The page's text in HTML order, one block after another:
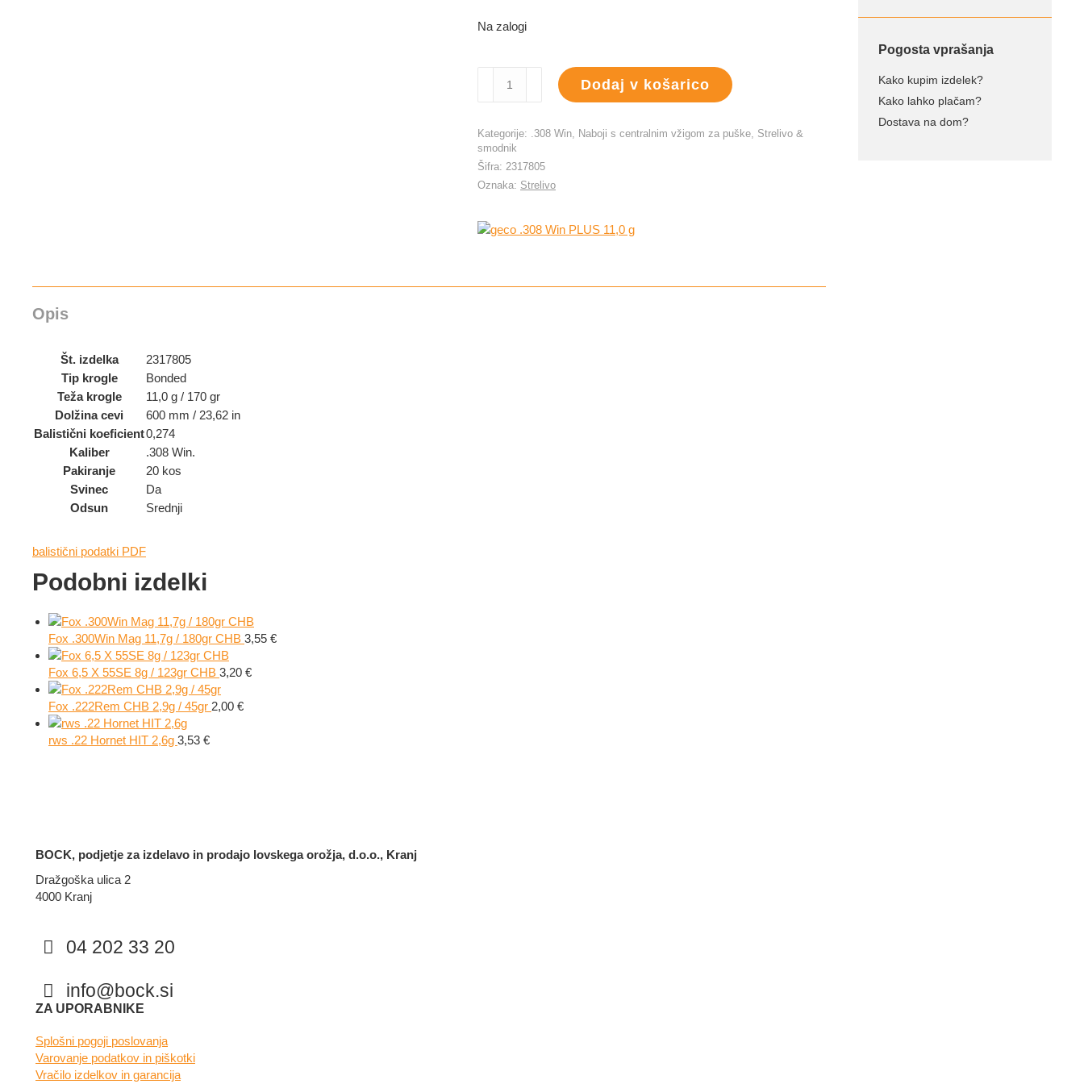
Na zalogi
g
Dodaj v košarico
Kategorije: .308 Win, Naboji s centralnim vžigom za puške, Strelivo &
smodnik
Šifra: 2317805
Oznaka: Strelivo
Opis
Št. izdelka
2317805
Tip krogle
Bonded
Teža krogle
11,0 g / 170 gr
Dolžina cevi
600 mm / 23,62 in
Balistični koeficient0,274
Kaliber
.308 Win.
Pakiranje
20 kos
Svinec
Da
Odsun
Srednji
balistični podatki PDF
Podobni izdelki
Fox .300Win Mag 11,7g / 180gr CHB 3,55 €
Fox 6,5 X 55SE 8g / 123gr CHB 3,20 €
Fox .222Rem CHB 2,9g / 45gr 2,00 €
rws .22 Hornet HIT 2,6g 3,53 €
Pogosta vprašanja
Kako kupim izdelek?
Kako lahko plačam?
Dostava na dom?
BOCK, podjetje za izdelavo in prodajo lovskega orožja, d.o.o., Kranj
Dražgoška ulica 2
4000 Kranj
04 202 33 20
info@bock.si
Facebook
Instagram
ZA UPORABNIKE
Splošni pogoji poslovanja
Varovanje podatkov in piškotki
Vračilo izdelkov in garancija